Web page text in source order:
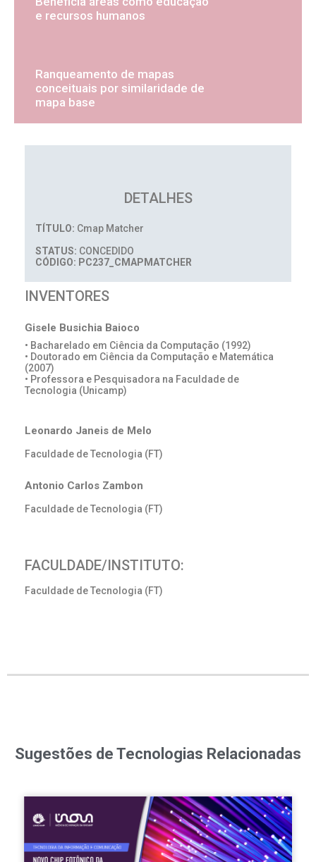
e recursos humanos
Ranqueamento de mapas
conceituais por similaridade de
mapa base
DETALHES
TÍTULO: Cmap Matcher
STATUS: CONCEDIDO
CÓDIGO: PC237_CMAPMATCHER
INVENTORES
Gisele Busichia Baioco
• Bacharelado em Ciência da Computação (1992)
• Doutorado em Ciência da Computação e Matemática
(2007)
• Professora e Pesquisadora na Faculdade de
Tecnologia (Unicamp)
Leonardo Janeis de Melo
Faculdade de Tecnologia (FT)
Antonio Carlos Zambon
Faculdade de Tecnologia (FT)
FACULDADE/INSTITUTO:
Faculdade de Tecnologia (FT)
Sugestões de Tecnologias Relacionadas